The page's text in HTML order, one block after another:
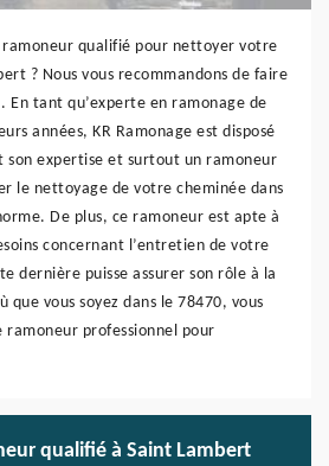
ramoneur qualifié pour nettoyer votre
? Nous vous recommandons de faire
En tant qu’experte en ramonage de
années, KR Ramonage est disposé
expertise et surtout un ramoneur
le nettoyage de votre cheminée dans
De plus, ce ramoneur est apte à
concernant l’entretien de votre
dernière puisse assurer son rôle à la
vous soyez dans le 78470, vous
ramoneur professionnel pour
qualifié à Saint Lambert